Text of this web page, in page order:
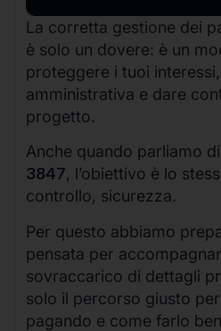
La corretta gestione dei
è solo un dovere: è un
proteggere i tuoi
amministrativa e dare
progetto.
Anche quando parliamo di
3847, l’obiettivo è lo
controllo, sicurezza.
Per questo abbiamo
pensata per
sovraccarico di dettagli
solo il percorso giusto
pagando e come farlo